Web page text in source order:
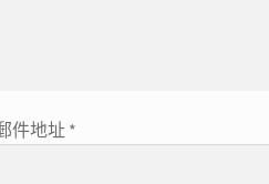
件地址 *